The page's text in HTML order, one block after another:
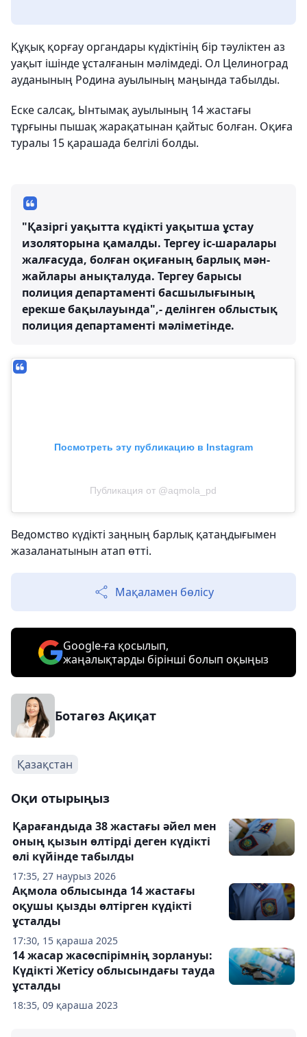
Құқық қорғау органдары күдіктінің бір тәуліктен аз
уақыт ішінде ұсталғанын мәлімдеді. Ол Целиноград
ауданының Родина ауылының маңында табылды.
Еске салсақ, Ынтымақ ауылының 14 жастағы
тұрғыны пышақ жарақатынан қайтыс болған. Оқиға
туралы 15 қарашада белгілі болды.
"Қазіргі уақытта күдікті уақытша ұстау
изоляторына қамалды. Тергеу іс-шаралары
жалғасуда, болған оқиғаның барлық мән-
жайлары анықталуда. Тергеу барысы
полиция департаменті басшылығының
ерекше бақылауында",- делінген облыстық
полиция департаменті мәліметінде.
Посмотреть эту публикацию в Instagram
Публикация от @aqmola_pd
Ведомство күдікті заңның барлық қатаңдығымен
жазаланатынын атап өтті.
Мақаламен бөлісу
Google-ға қосылып,
жаңалықтарды бірінші болып оқыңыз
Ботагөз Ақиқат
Қазақстан
Оқи отырыңыз
17:35, 27 наурыз 2026
Қарағандыда 38 жастағы әйел мен
оның қызын өлтірді деген күдікті
өлі күйінде табылды
17:30, 15 қараша 2025
Ақмола облысында 14 жастағы
оқушы қызды өлтірген күдікті
ұсталды
18:35, 09 қараша 2023
14 жасар жасөспірімнің зорлануы:
Күдікті Жетісу облысындағы тауда
ұсталды